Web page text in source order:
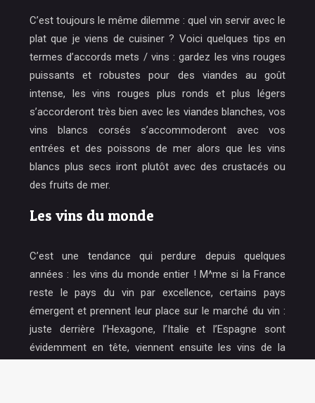
C’est toujours le même dilemme : quel vin servir avec le
plat que je viens de cuisiner ? Voici quelques tips en
termes d’accords mets / vins : gardez les vins rouges
puissants et robustes pour des viandes au goût
intense, les vins rouges plus ronds et plus légers
s’accorderont très bien avec les viandes blanches, vos
vins blancs corsés s’accommoderont avec vos
entrées et des poissons de mer alors que les vins
blancs plus secs iront plutôt avec des crustacés ou
des fruits de mer.
Les vins du monde
C’est une tendance qui perdure depuis quelques
années : les vins du monde entier ! M^me si la France
reste le pays du vin par excellence, certains pays
émergent et prennent leur place sur le marché du vin :
juste derrière l’Hexagone, l’Italie et l’Espagne sont
évidemment en tête, viennent ensuite les vins de la